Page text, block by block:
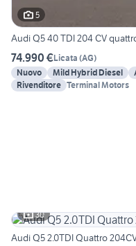
5
Audi Q5 40 TDI 204 CV
74.990 €Licata (AG)
Nuovo
Mild Hybrid Diesel
Rivenditore Terminal Motors
30
Audi Q5 2.0TDI Quattro